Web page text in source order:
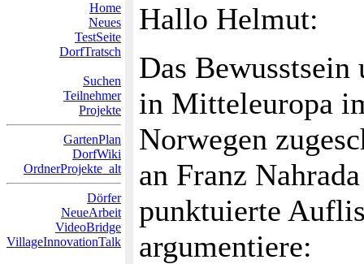
Home
Neues
TestSeite
DorfTratsch
Suchen
Teilnehmer
Projekte
GartenPlan
DorfWiki
OrdnerProjekte_alt
Dörfer
NeueArbeit
VideoBridge
VillageInnovationTalk
Hallo Helmut:
Das
in Mitteleuropa
Norwegen
an Franz
punktuierte
argumentiere: